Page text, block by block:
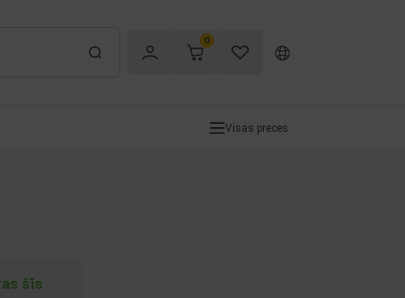
0
Visas preces
šīs